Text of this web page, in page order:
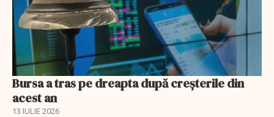
Bursa a tras pe dreapta după creșterile din
acest an
13 IULIE 2026